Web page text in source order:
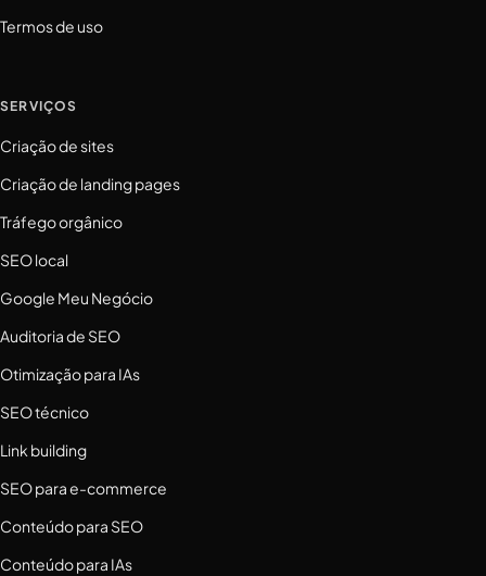
Termos de uso
SERVIÇOS
Criação de sites
Criação de landing pages
Tráfego orgânico
SEO local
Google Meu Negócio
Auditoria de SEO
Otimização para IAs
SEO técnico
Link building
SEO para e-commerce
Conteúdo para SEO
Conteúdo para IAs